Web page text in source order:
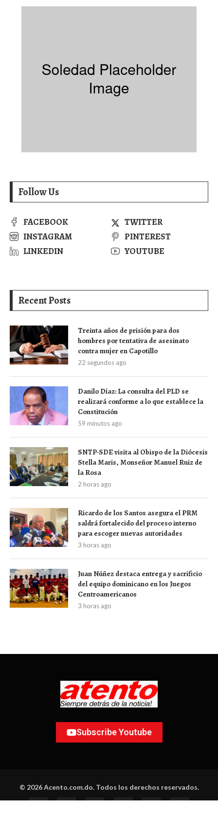
Follow Us
FACEBOOK
TWITTER
INSTAGRAM
PINTEREST
LINKEDIN
YOUTUBE
Recent Posts
Treinta años de prisión para dos
hombres por tentativa de asesinato
contra mujer en Capotillo
22 segundos ago
Danilo Díaz: La consulta del PLD se
realizará conforme a lo que establece la
Constitución
59 minutos ago
SNTP-SDE visita al Obispo de la Diócesis
Stella Maris, Monseñor Manuel Ruiz de
la Rosa
2 horas ago
Ricardo de los Santos asegura el PRM
saldrá fortalecido del proceso interno
para escoger nuevas autoridades
3 horas ago
Juan Núñez destaca entrega y sacrificio
del equipo dominicano en los Juegos
Centroamericanos
3 horas ago
Subscribe Youtube
© 2026 Acento.com.do. Todos los derechos reservados.